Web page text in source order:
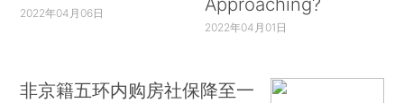
2022年04月06日
2022年04月01日
非京籍五环内购房社保降至一